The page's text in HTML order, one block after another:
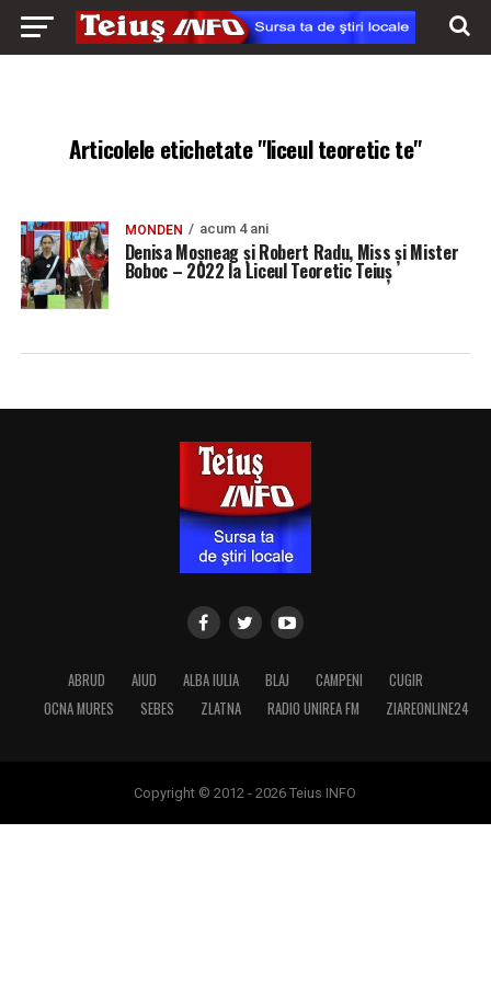
Articolele etichetate "liceul teoretic te"
MONDEN acum 4 ani
Denisa Moșneag și Robert Radu, Miss și Mister
Boboc – 2022 la Liceul Teoretic Teiuș
ABRUD AIUD ALBA IULIA BLAJ CAMPENI
CUGIR
OCNA MURES
SEBES ZLATNA RADIO UNIREA FM ZIAREONLINE24
Copyright © 2012 - 2026 Teius INFO